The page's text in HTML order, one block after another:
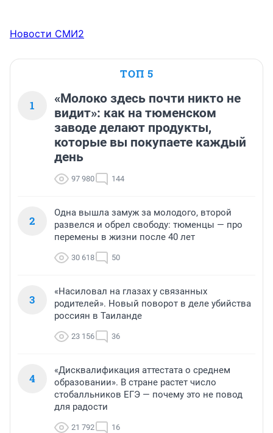
Новости СМИ2
ТОП 5
1
«Молоко здесь почти никто не
видит»: как на тюменском
заводе делают продукты,
которые вы покупаете каждый
день
97 980 144
2
Одна вышла замуж за молодого, второй
развелся и обрел свободу: тюменцы — про
перемены в жизни после 40 лет
30 618 50
3
«Насиловал на глазах у связанных
родителей». Новый поворот в деле убийства
россиян в Таиланде
23 156 36
4
«Дисквалификация аттестата о среднем
образовании». В стране растет число
стобалльников ЕГЭ — почему это не повод
для радости
21 792 16